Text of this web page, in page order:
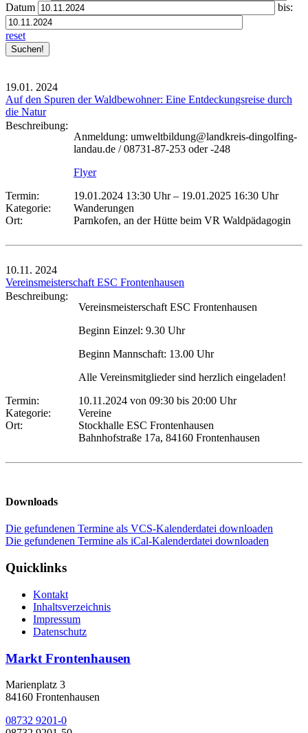
Datum
bis:
reset
19.01. 2024
Auf den Spuren der Waldbewohner: Eine Entdeckungsreise durch
die Natur
Beschreibung:
Anmeldung: umweltbildung@landkreis-dingolfing-
landau.de / 08731-87-253 oder -248
Flyer
Termin:
19.01.2024 13:30 Uhr– 19.01.2025 16:30 Uhr
Kategorie:
Wanderungen
Ort:
Parnkofen, an der Hütte beim VR Waldpädagogin
10.11. 2024
Vereinsmeisterschaft ESC Frontenhausen
Beschreibung:
Vereinsmeisterschaft ESC Frontenhausen
Beginn Einzel: 9.30 Uhr
Beginn Mannschaft: 13.00 Uhr
Alle Vereinsmitglieder sind herzlich eingeladen!
Termin:
10.11.2024 von 09:30 bis 20:00 Uhr
Kategorie:
Vereine
Ort:
Stockhalle ESC Frontenhausen
Bahnhofstraße 17a, 84160 Frontenhausen
Downloads
Die gefundenen Termine als VCS-Kalenderdatei downloaden
Die gefundenen Termine als iCal-Kalenderdatei downloaden
Quicklinks
Kontakt
Inhaltsverzeichnis
Impressum
Datenschutz
Markt Frontenhausen
Marienplatz 3
84160 Frontenhausen
08732 9201-0